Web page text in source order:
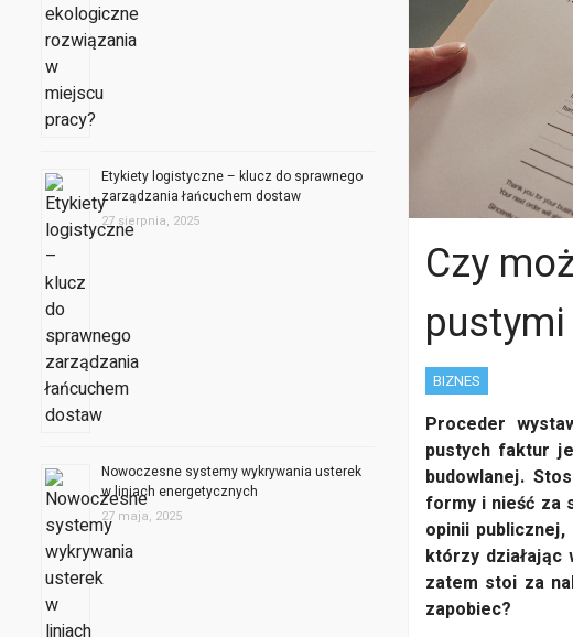
Czy
BIZNES
Proceder
pustych faktur
budowlanej.
formy i nieść za
opinii
którzy
zatem stoi za
zapobiec?
Etykiety logistyczne – klucz do sprawnego
zarządzania łańcuchem dostaw
27 sierpnia, 2025
Nowoczesne systemy wykrywania usterek
w liniach energetycznych
27 maja, 2025